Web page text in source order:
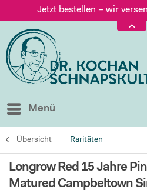
Jetzt bestellen – wir
Versand nur 5,60 €,
Jetzt bestellen – wir
Menü
Übersicht Raritäten
Longrow Red 15 Jahre
Matured Campbeltown